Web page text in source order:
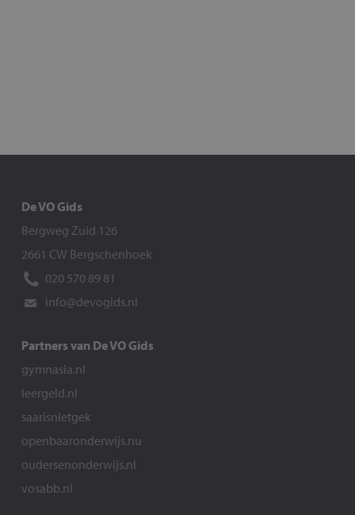
De VO Gids
Bergweg Zuid 126
2661 CW Bergschenhoek
020 570 89 81
info@devogids.nl
Partners van De VO Gids
gymnasia.nl
leergeld.nl
saarisnietgek
openbaaronderwijs.nu
oudersenonderwijs.nl
vosabb.nl